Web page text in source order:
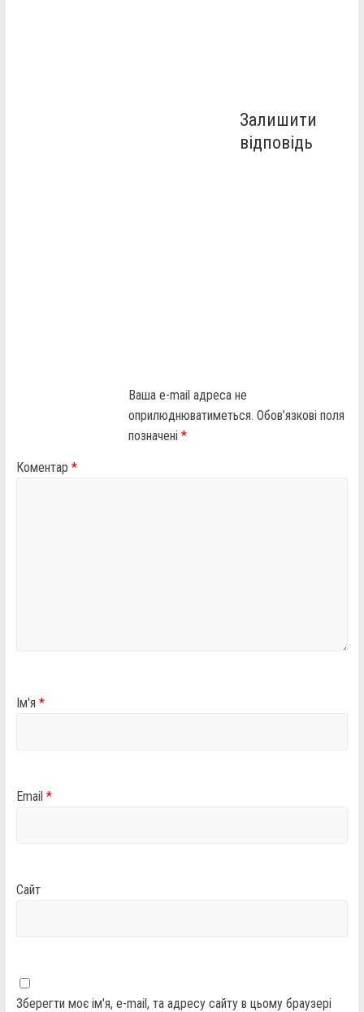
Залишити
відповідь
Ваша e-mail адреса не
оприлюднюватиметься. Обов’язкові поля
позначені *
Коментар *
Ім'я *
Email *
Сайт
Зберегти моє ім'я, e-mail, та адресу сайту в цьому браузері